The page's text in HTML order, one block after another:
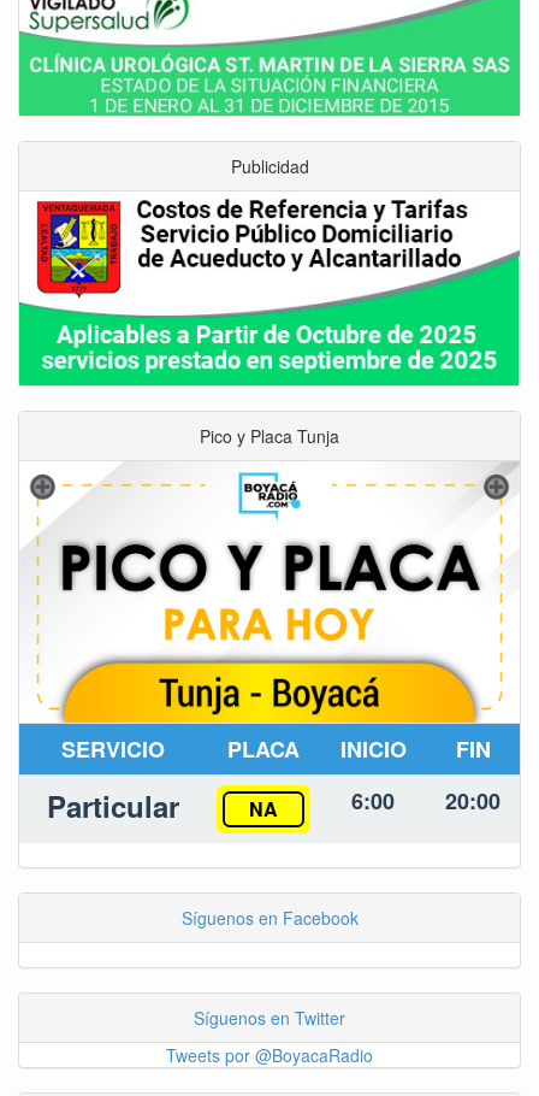
Publicidad
Pico y Placa Tunja
SERVICIO PLACA INICIO FIN
Particular NA 6:00 20:00
Síguenos en Facebook
Síguenos en Twitter
Tweets por @BoyacaRadio